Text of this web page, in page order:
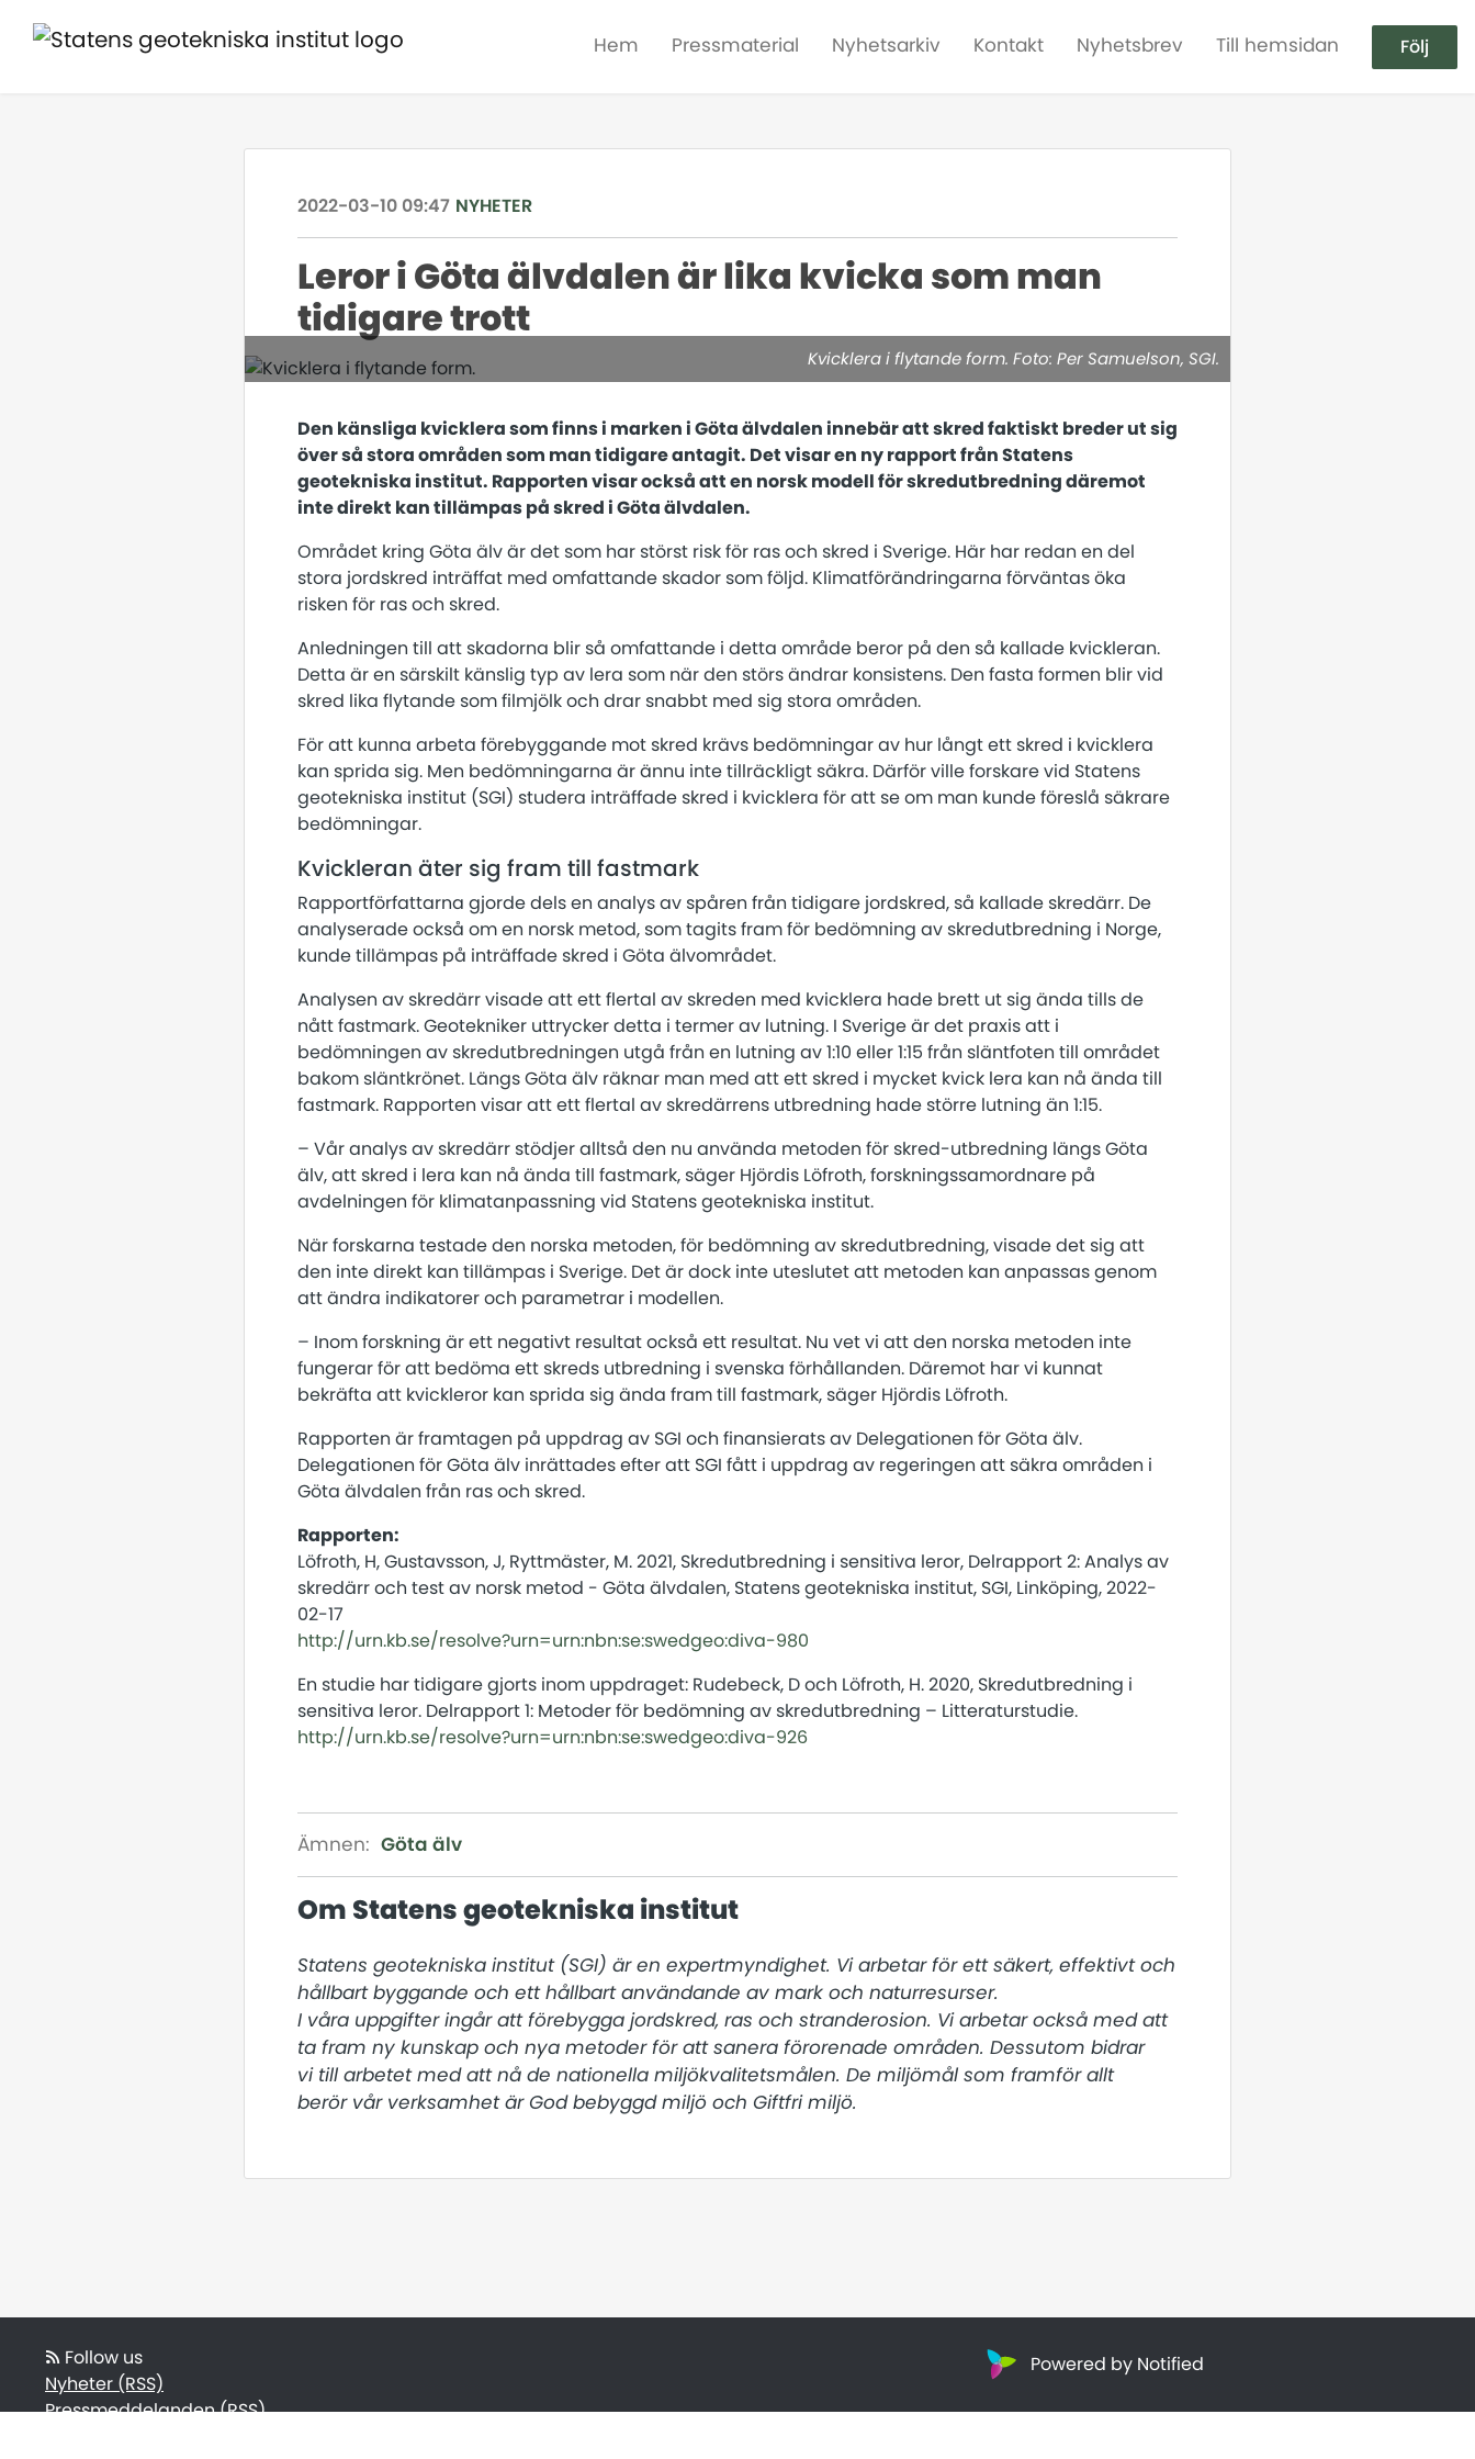
Hem Pressmaterial Nyhetsarkiv Kontakt Nyhetsbrev Till hemsidan Följ
2022-03-10 09:47 NYHETER
Leror i Göta älvdalen är lika kvicka som man
tidigare trott
Kvicklera i flytande form. Foto: Per Samuelson, SGI.
Den känsliga kvicklera som finns i marken i Göta älvdalen innebär att skred faktiskt breder ut sig
över så stora områden som man tidigare antagit. Det visar en ny rapport från Statens
geotekniska institut. Rapporten visar också att en norsk modell för skredutbredning däremot
inte direkt kan tillämpas på skred i Göta älvdalen.
Området kring Göta älv är det som har störst risk för ras och skred i Sverige. Här har redan en del
stora jordskred inträffat med omfattande skador som följd. Klimatförändringarna förväntas öka
risken för ras och skred.
Anledningen till att skadorna blir så omfattande i detta område beror på den så kallade kvickleran.
Detta är en särskilt känslig typ av lera som när den störs ändrar konsistens. Den fasta formen blir vid
skred lika flytande som filmjölk och drar snabbt med sig stora områden.
För att kunna arbeta förebyggande mot skred krävs bedömningar av hur långt ett skred i kvicklera
kan sprida sig. Men bedömningarna är ännu inte tillräckligt säkra. Därför ville forskare vid Statens
geotekniska institut (SGI) studera inträffade skred i kvicklera för att se om man kunde föreslå säkrare
bedömningar.
Kvickleran äter sig fram till fastmark
Rapportförfattarna gjorde dels en analys av spåren från tidigare jordskred, så kallade skredärr. De
analyserade också om en norsk metod, som tagits fram för bedömning av skredutbredning i Norge,
kunde tillämpas på inträffade skred i Göta älvområdet.
Analysen av skredärr visade att ett flertal av skreden med kvicklera hade brett ut sig ända tills de
nått fastmark. Geotekniker uttrycker detta i termer av lutning. I Sverige är det praxis att i
bedömningen av skredutbredningen utgå från en lutning av 1:10 eller 1:15 från släntfoten till området
bakom släntkrönet. Längs Göta älv räknar man med att ett skred i mycket kvick lera kan nå ända till
fastmark. Rapporten visar att ett flertal av skredärrens utbredning hade större lutning än 1:15.
– Vår analys av skredärr stödjer alltså den nu använda metoden för skred-utbredning längs Göta
älv, att skred i lera kan nå ända till fastmark, säger Hjördis Löfroth, forskningssamordnare på
avdelningen för klimatanpassning vid Statens geotekniska institut.
När forskarna testade den norska metoden, för bedömning av skredutbredning, visade det sig att
den inte direkt kan tillämpas i Sverige. Det är dock inte uteslutet att metoden kan anpassas genom
att ändra indikatorer och parametrar i modellen.
– Inom forskning är ett negativt resultat också ett resultat. Nu vet vi att den norska metoden inte
fungerar för att bedöma ett skreds utbredning i svenska förhållanden. Däremot har vi kunnat
bekräfta att kvickleror kan sprida sig ända fram till fastmark, säger Hjördis Löfroth.
Rapporten är framtagen på uppdrag av SGI och finansierats av Delegationen för Göta älv.
Delegationen för Göta älv inrättades efter att SGI fått i uppdrag av regeringen att säkra områden i
Göta älvdalen från ras och skred.
Rapporten:
Löfroth, H, Gustavsson, J, Ryttmäster, M. 2021, Skredutbredning i sensitiva leror, Delrapport 2: Analys av
skredärr och test av norsk metod - Göta älvdalen, Statens geotekniska institut, SGI, Linköping, 2022-
02-17
http://urn.kb.se/resolve?urn=urn:nbn:se:swedgeo:diva-980
En studie har tidigare gjorts inom uppdraget: Rudebeck, D och Löfroth, H. 2020, Skredutbredning i
sensitiva leror. Delrapport 1: Metoder för bedömning av skredutbredning – Litteraturstudie.
http://urn.kb.se/resolve?urn=urn:nbn:se:swedgeo:diva-926
Ämnen: Göta älv
Om Statens geotekniska institut
Statens geotekniska institut (SGI) är en expertmyndighet. Vi arbetar för ett säkert, effektivt och
hållbart byggande och ett hållbart användande av mark och naturresurser.
I våra uppgifter ingår att förebygga jordskred, ras och stranderosion. Vi arbetar också med att
ta fram ny kunskap och nya metoder för att sanera förorenade områden. Dessutom bidrar
vi till arbetet med att nå de nationella miljökvalitetsmålen. De miljömål som framför allt
berör vår verksamhet är God bebyggd miljö och Giftfri miljö.
Follow us
Nyheter (RSS)
Pressmeddelanden (RSS)
Powered by Notified